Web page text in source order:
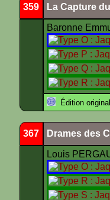
359 La Capture
Baronne
Édition
367 Drames des
Louis